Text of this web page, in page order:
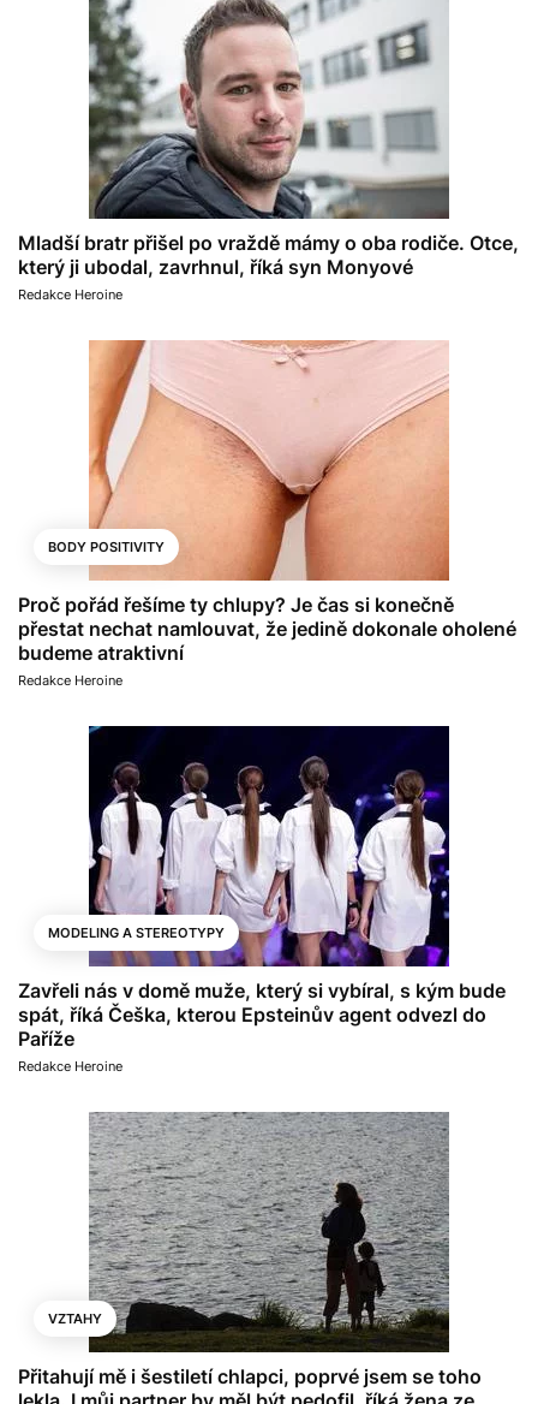
Mladší bratr přišel po vraždě mámy o oba rodiče. Otce,
který ji ubodal, zavrhnul, říká syn Monyové
Redakce Heroine
BODY POSITIVITY
Proč pořád řešíme ty chlupy? Je čas si konečně
přestat nechat namlouvat, že jedině dokonale oholené
budeme atraktivní
Redakce Heroine
MODELING A STEREOTYPY
Zavřeli nás v domě muže, který si vybíral, s kým bude
spát, říká Češka, kterou Epsteinův agent odvezl do
Paříže
Redakce Heroine
VZTAHY
Přitahují mě i šestiletí chlapci, poprvé jsem se toho